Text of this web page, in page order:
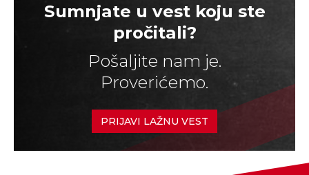
Sumnjate u vest koju ste
pročitali?
Pošaljite nam je.
Proverićemo.
PRIJAVI LAŽNU VEST